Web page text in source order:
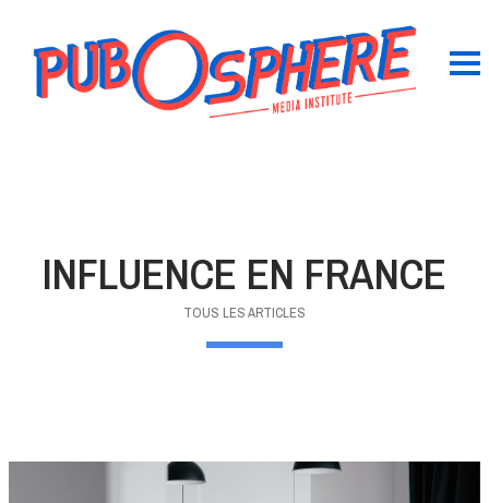
INFLUENCE EN FRANCE
TOUS LES ARTICLES